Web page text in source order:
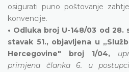
osigurati puno poštovanje
konvencije.
• Odluka broj U-148/03 od
stavak 51., objavljena u
Hercegovine" broj 1/04,
primjena članka 6. u